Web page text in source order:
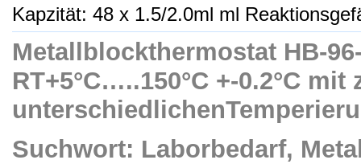
Kapzität: 48 x 1.5/2.0ml ml
Metallblockthermostat HB-
RT+5°C…..150°C +-0.2°C
Suchwort: Laborbedarf,